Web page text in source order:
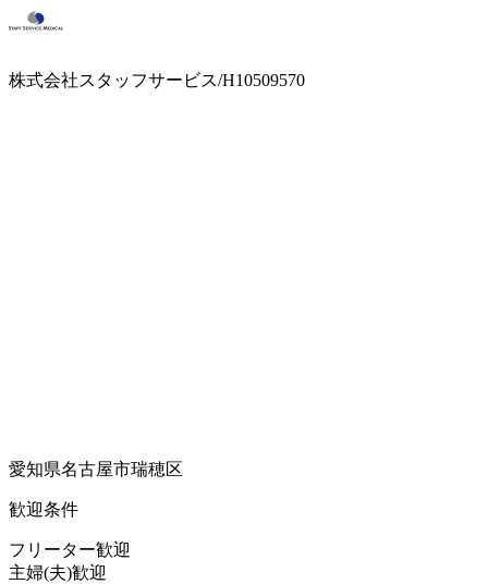
株式会社スタッフサービス/H10509570
愛知県名古屋市瑞穂区
歓迎条件
フリーター歓迎
主婦(夫)歓迎